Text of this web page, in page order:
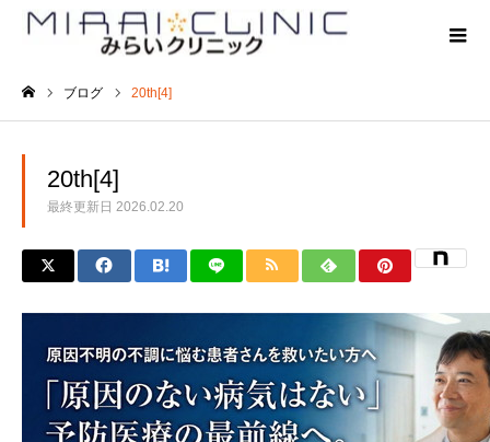
ブログ 20th[4]
20th[4]
最終更新日 2026.02.20